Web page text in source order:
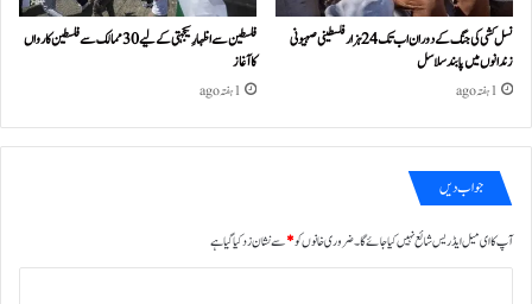
نسل کشی کی جنگ کے دوران اب تک 24ہزار فلسطینی صہیونی
زندانوں میں پابند سلاسل
1 ہفتہ ago
فلسطین سے اظہارِ یکجہتی کے لیے 30 ممالک سے فلسطین کارواں
کا آغاز
1 ہفتہ ago
جواب دیں
آپ کا ای میل ایڈریس شائع نہیں کیا جائے گا۔ضروری خانوں کو*سے نشان زد کیا گیا ہے